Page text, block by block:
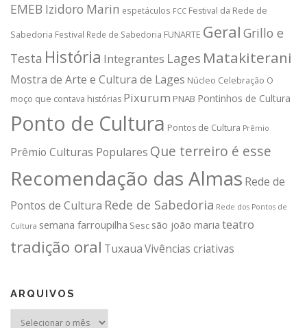
EMEB Izidoro Marin espetáculos FCC Festival da Rede de
Sabedoria Festival Rede de Sabedoria FUNARTE Geral Grillo e
Testa História Integrantes Lages Matakiterani
Mostra de Arte e Cultura de Lages Núcleo Celebração O
moço que contava histórias Pixurum PNAB Pontinhos de Cultura
Ponto de Cultura Pontos de Cultura Prêmio
Prêmio Culturas Populares Que terreiro é esse
Recomendação das Almas Rede de
Pontos de Cultura Rede de Sabedoria Rede dos Pontos de
Cultura semana farroupilha Sesc são joão maria teatro
tradição oral TuxauaVivências criativas
ARQUIVOS